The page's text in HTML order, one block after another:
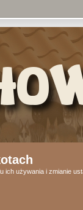
ich używania i zmianie